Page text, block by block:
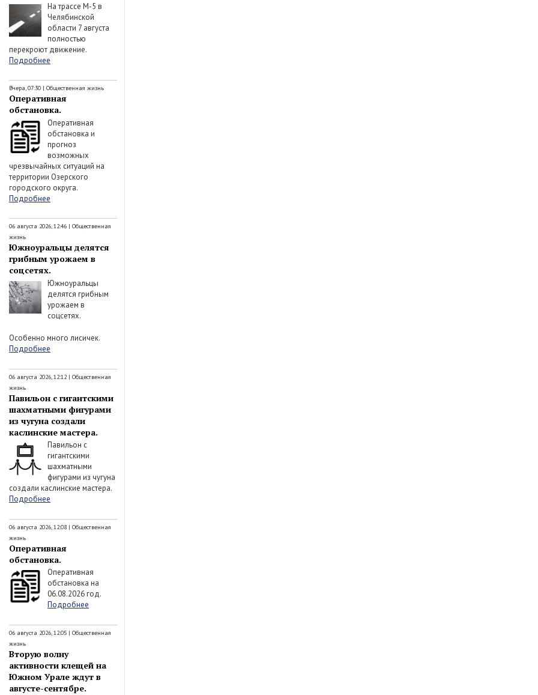
На трассе М-5 в
Челябинской
области 7 августа
полностью
перекроют движение.
Подробнее
Вчера, 07:30 | Общественная жизнь
Оперативная
обстановка.
Оперативная
обстановка и
прогноз
возможных
чрезвычайных ситуаций на
территории Озерского
городского округа.
Подробнее
06 августа 2026, 12:46 | Общественная
жизнь
Южноуральцы делятся
грибным урожаем в
соцсетях.
Южноуральцы
делятся грибным
урожаем в
соцсетях.
Особенно много лисичек.
Подробнее
06 августа 2026, 12:12 | Общественная
жизнь
Павильон с гигантскими
шахматными фигурами
из чугуна создали
каслинские мастера.
Павильон с
гигантскими
шахматными
фигурами из чугуна
создали каслинские мастера.
Подробнее
06 августа 2026, 12:08 | Общественная
жизнь
Оперативная
обстановка.
Оперативная
обстановка на
06.08.2026 год.
Подробнее
06 августа 2026, 12:05 | Общественная
жизнь
Вторую волну
активности клещей на
Южном Урале ждут в
августе-сентябре.